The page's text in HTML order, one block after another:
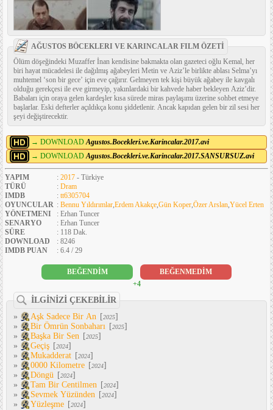
AĞUSTOS BÖCEKLERI VE KARINCALAR FILM ÖZETİ
Ölüm döşeğindeki Muzaffer İnan kendisine bakmakta olan gazeteci oğlu Kemal, her
biri hayat mücadelesi ile dağılmış ağabeyleri Metin ve Aziz’le birlikte ablası Selma’yı
muhtemel ‘son bir gece’ için eve çağırır. Gelmeyen tek kişi büyük ağabey ile kavgalı
olduğu gerekçesi ile eve girmeyip, yakınlardaki bir kahvede haber bekleyen Aziz’dir.
Babaları için oraya gelen kardeşler kısa sürede miras paylaşımı üzerine sohbet etmeye
başlarlar. Eski defterler açıldıkça konu şiddetlenir. Ancak kapıdan gelen bir zil sesi her
şeyi değiştirecektir.
→ DOWNLOADAgustos.Bocekleri.ve.Karincalar.2017.avi
→ DOWNLOADAgustos.Bocekleri.ve.Karincalar.2017.SANSURSUZ.avi
YAPIM : 2017 - Türkiye
TÜRÜ
: Dram
IMDB
: tt6305704
OYUNCULAR : Bennu Yıldırımlar,Erdem Akakçe,Gün Koper,Özer Arslan,Yücel Erten
YÖNETMENI
: Erhan Tuncer
SENARYO
: Erhan Tuncer
SÜRE
: 118 Dak.
DOWNLOAD
: 8246
IMDB PUAN
: 6.4 / 29
BEĞENDİM
BEĞENMEDİM
+4
İLGİNİZİ ÇEKEBİLİR
»
Aşk Sadece Bir An [2025]
»
Bir Ömrün Sonbaharı [2025]
»
Başka Bir Sen [2025]
»
Geçiş [2024]
»
Mukadderat [2024]
»
0000 Kilometre [2024]
»
Döngü [2024]
»
Tam Bir Centilmen [2024]
»
Sevmek Yüzünden [2024]
»
Yüzleşme [2024]